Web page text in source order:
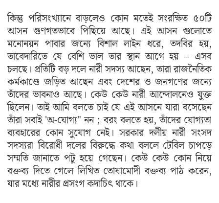
কিন্তু পরিসংখ্যানে বাড়লেও কোন মতেই সংরক্ষিত ৫০টি
আসন গুণগতভাবে পিছিয়ে আছে। এই আসন গুলোতে
মনোনয়ন পাবার জন্যে বিশাল লাইন ধরে, তদবির হয়,
তাবেদারিতে যে বেশি ভাল তার স্থান আগে হয় – এসব
চলছে। প্রতিটি বড় দলে নারী সদস্য আছেন, তারা রাজনৈতিক
কর্মকাণ্ডে জড়িত আছেন এবং দেশের ও জনগণের জন্যে
তাঁদের ভাবনাও আছে। কেউ কেউ নারী আন্দোলনেও যুক্ত
ছিলেন। তাই আমি বলতে চাই যে এই আসনে যারা বসেছেন
তাঁরা সবাই 'অ-যোগ্য" নন ; বরং বলতে হয়, তাঁদের যোগ্যতা
ব্যবহারের কোন সুযোগ নেই। সরকার দলীয় নারী সংসদ
সদস্যরা বিরোধী দলের বিরুদ্ধে কথা বললে টেবিল চাপড়ে
সম্মতি জানাতে পটু হয়ে গেছেন। কেউ কেউ কোন নিয়ে
বক্তব্য দিতে গেলে লিখিত তোষামোদী বক্তব্য পাঠ করেন,
যার মধ্যে নারীর প্রসংগ কদাচিৎ থাকে।